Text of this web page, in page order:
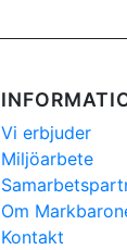
Vi erbjuder
Miljöarbete
Om
Kontakt